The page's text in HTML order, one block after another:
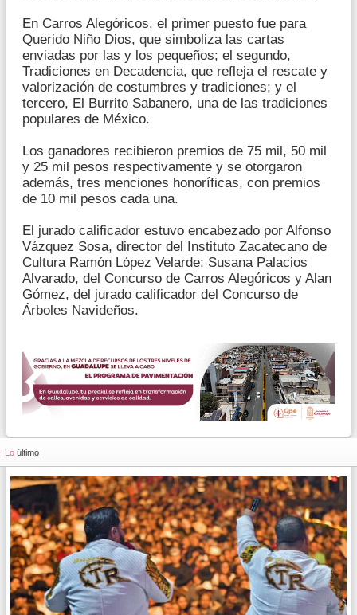
En Carros Alegóricos, el primer puesto fue para
Querido Niño Dios, que simboliza las cartas
enviadas por las y los pequeños; el segundo,
Tradiciones en Decadencia, que refleja el rescate y
valorización de costumbres y tradiciones; y el
tercero, El Burrito Sabanero, una de las tradiciones
populares de México.
Los ganadores recibieron premios de 75 mil, 50 mil
y 25 mil pesos respectivamente y se otorgaron
además, tres menciones honoríficas, con premios
de 10 mil pesos cada una.
El jurado calificador estuvo encabezado por Alfonso
Vázquez Sosa, director del Instituto Zacatecano de
Cultura Ramón López Velarde; Susana Palacios
Alvarado, del Concurso de Carros Alegóricos y Alan
Gómez, del jurado calificador del Concurso de
Árboles Navideños.
Lo último